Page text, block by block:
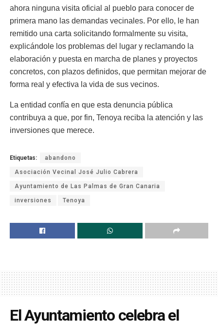
ahora ninguna visita oficial al pueblo para conocer de
primera mano las demandas vecinales. Por ello, le han
remitido una carta solicitando formalmente su visita,
explicándole los problemas del lugar y reclamando la
elaboración y puesta en marcha de planes y proyectos
concretos, con plazos definidos, que permitan mejorar de
forma real y efectiva la vida de sus vecinos.
La entidad confía en que esta denuncia pública
contribuya a que, por fin, Tenoya reciba la atención y las
inversiones que merece.
Etiquetas: abandono
Asociación Vecinal José Julio Cabrera
Ayuntamiento de Las Palmas de Gran Canaria
inversiones Tenoya
El Ayuntamiento celebra el